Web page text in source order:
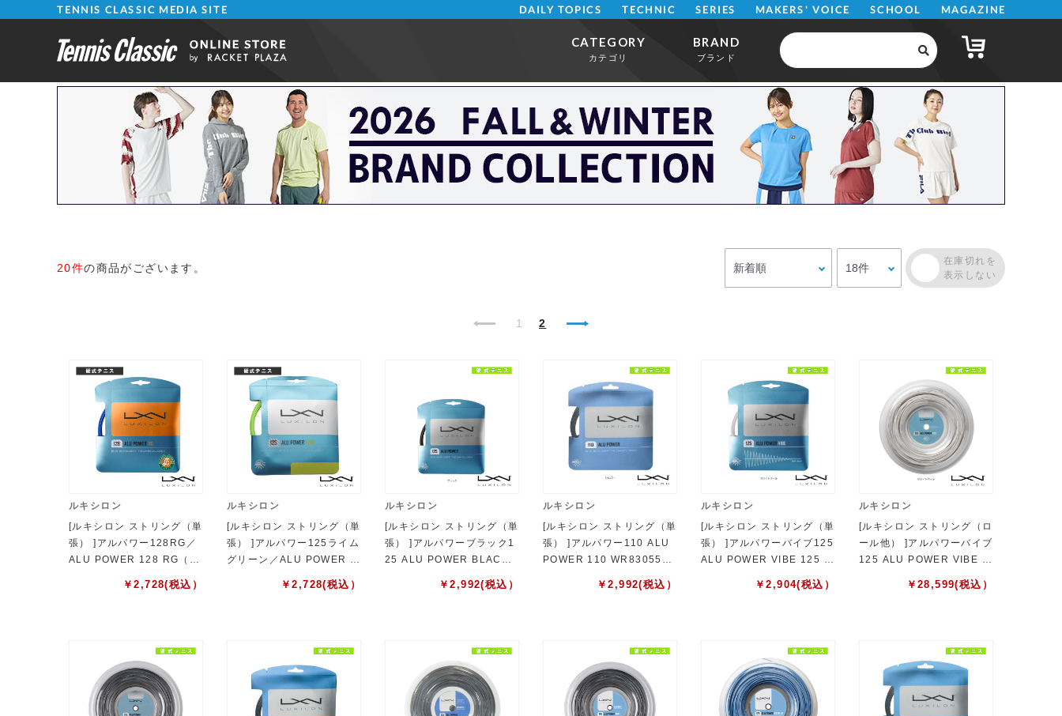
TENNIS CLASSIC MEDIA SITE DAILY TOPICS TECHNIC SERIES MAKERS' VOICE SCHOOL MAGAZINE
CATEGORY
カテゴリ
BRAND
ブランド
20件の商品がございます。
1 2
ルキシロン
[ルキシロン ストリング（単
張） ]アルパワー128RG／
ALU POWER 128 RG（W
￥2,728(税込）
ルキシロン
[ルキシロン ストリング（単
張） ]アルパワー125ライム
グリーン／ALU POWER 1
25 LIMEGREEN（WRZ99
￥2,728(税込）
ルキシロン
[ルキシロン ストリング（単
張） ]アルパワーブラック1
25 ALU POWER BLACK 1
￥2,992(税込）
ルキシロン
[ルキシロン ストリング（単
張） ]アルパワー110 ALU
POWER 110 WR8305501
￥2,992(税込）
ルキシロン
[ルキシロン ストリング（単
張） ]アルパワーバイブ125
ALU POWER VIBE 125 W
￥2,904(税込）
ルキシロン
[ルキシロン ストリング（ロ
ール他） ]アルパワーバイブ
125 ALU POWER VIBE 1
25 200mロール WR83067
￥ 28,599(税込）